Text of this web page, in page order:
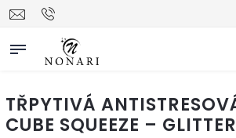
TŘPYTIVÁ
CUBE SQUEEZE –